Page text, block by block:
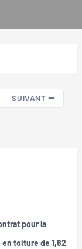
SUIVANT
pour la
toiture de 1,82